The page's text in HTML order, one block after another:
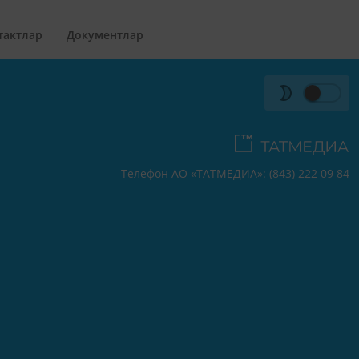
Документлар
Телефон АО «ТАТМЕДИА»: (843) 222 09 84